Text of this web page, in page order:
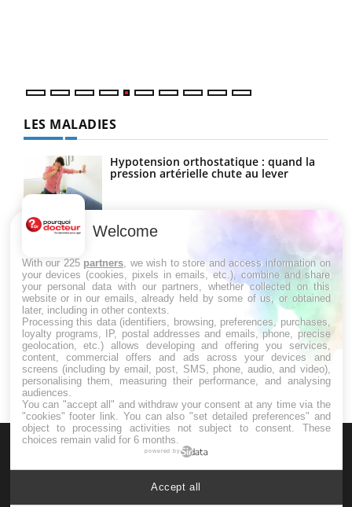
LES MALADIES
Hypotension orthostatique : quand la
pression artérielle chute au lever
Drépanocytose : une déformation des
globules rouges aux conséquences
Maladie de Charcot (Sclérose latérale
amyotrophique)
Welcome
With our 225 partners , we wish to store and access information on
your devices (cookies, pixels in emails, etc.), combine and share
your personal data with our partners, whether collected on this
website or in our emails, already held by some of us, or obtained
later, including in other contexts.
Processing this data (identifiers, browsing, preferences, purchases,
loyalty programs, IP, postal addresses and emails, phone, precise
geolocation, etc.) allows developing and offering you services,
content, commercial offers and ads across your devices and
screens (including by email, post, SMS, phone, audio, and video),
personalising them, measuring their performance, and analysing
audiences.
You can "accept all" and withdraw your consent at any time via the
"cookies" footer link . You can also "set detailed preferences" and
object to processing activities not subject to consent. These
choices remain valid for 6 months.
powered by
Accept all